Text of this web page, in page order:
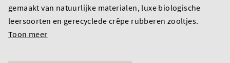
gemaakt van natuurlijke materialen, luxe biologische
leersoorten en gerecyclede crêpe rubberen zooltjes.
Toon meer